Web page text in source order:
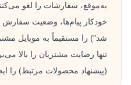
به‌موقع، سفارشات را لغو
خودکار پیام‌ها، وضعیت
شد") را مستقیماً به موبایل
(پیشنهاد محصولات مرتبط) را